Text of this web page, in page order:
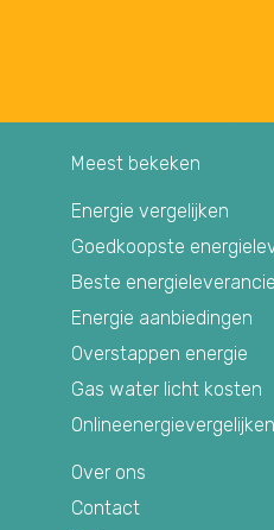
Meest bekeken
Energie vergelijken
Goedkoopste
Beste
Energie aanbiedingen
Overstappen energie
Gas water licht kosten
Over ons
Contact